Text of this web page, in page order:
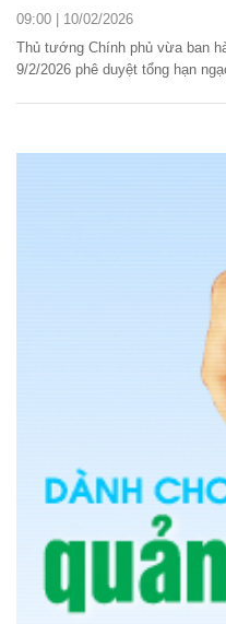
09:00 | 10/02/2026
Thủ tướng Chính phủ vừa ban
9/2/2026 phê duyệt tổng hạn